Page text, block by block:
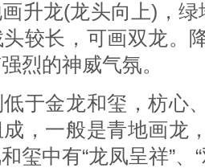
升龙(龙头向上)，
较长，可画双龙。
烈的神威气氛。
于金龙和玺，枋心
，一般是青地画龙
玺中有“龙凤呈祥”、